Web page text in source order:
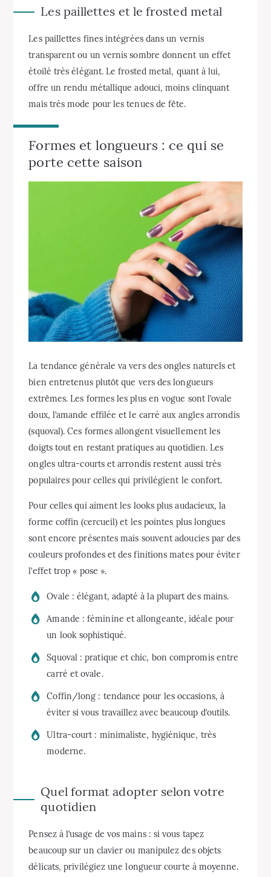
Les paillettes et le frosted metal
Les paillettes fines intégrées dans un vernis
transparent ou un vernis sombre donnent un effet
étoilé très élégant. Le frosted metal, quant à lui,
offre un rendu métallique adouci, moins clinquant
mais très mode pour les tenues de fête.
Formes et longueurs : ce qui se
porte cette saison
La tendance générale va vers des ongles naturels et
bien entretenus plutôt que vers des longueurs
extrêmes. Les formes les plus en vogue sont l’ovale
doux, l’amande effilée et le carré aux angles arrondis
(squoval). Ces formes allongent visuellement les
doigts tout en restant pratiques au quotidien. Les
ongles ultra-courts et arrondis restent aussi très
populaires pour celles qui privilégient le confort.
Pour celles qui aiment les looks plus audacieux, la
forme coffin (cercueil) et les pointes plus longues
sont encore présentes mais souvent adoucies par des
couleurs profondes et des finitions mates pour éviter
l’effet trop « pose ».
Ovale : élégant, adapté à la plupart des mains.
Amande : féminine et allongeante, idéale pour
un look sophistiqué.
Squoval : pratique et chic, bon compromis entre
carré et ovale.
Coffin/long : tendance pour les occasions, à
éviter si vous travaillez avec beaucoup d’outils.
Ultra-court : minimaliste, hygiénique, très
moderne.
Quel format adopter selon votre
quotidien
Pensez à l’usage de vos mains : si vous tapez
beaucoup sur un clavier ou manipulez des objets
délicats, privilégiez une longueur courte à moyenne.